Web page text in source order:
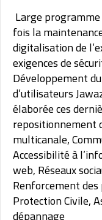
Large
fois la
digitalisation de
exigences de
Développement
d’utilisateurs
élaborée ces
repositionnement
multicanale,
Accessibilité à
web, Réseaux
Renforcement
Protection Civile,